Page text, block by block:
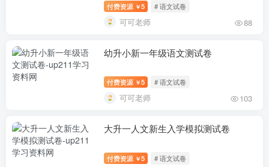
付费资源 ￥5 # 语文试卷
可可老师 88
幼升小新一年级语文测试卷
付费资源 ￥5 # 语文试卷
可可老师 103
大升一人文新生入学模拟测试卷
付费资源 ￥5 # 语文试卷